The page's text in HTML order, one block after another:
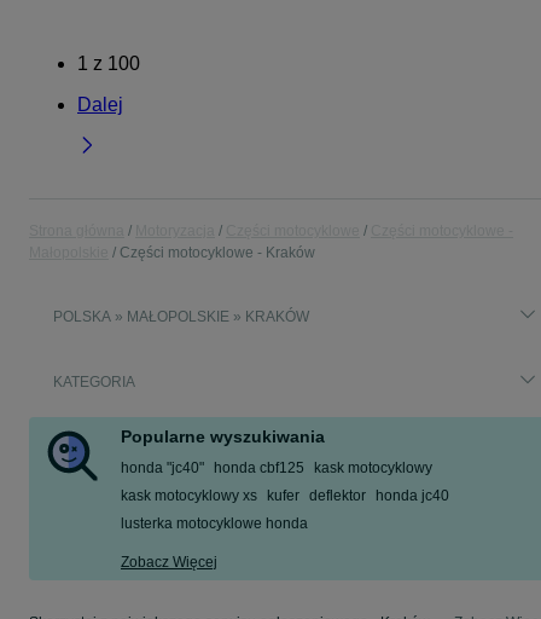
1 z 100
Dalej
Części motocyklowe - Kraków
POLSKA » MAŁOPOLSKIE » KRAKÓW
KATEGORIA
Popularne wyszukiwania
honda "jc40" honda cbf125
kask motocyklowy
kask motocyklowy xs
kufer deflektor
honda jc40
lusterka motocyklowe honda
Zobacz Więcej